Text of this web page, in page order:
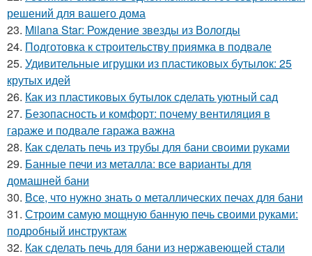
решений для вашего дома
23. Milana Star: Рождение звезды из Вологды
24. Подготовка к строительству приямка в подвале
25. Удивительные игрушки из пластиковых бутылок: 25
крутых идей
26. Как из пластиковых бутылок сделать уютный сад
27. Безопасность и комфорт: почему вентиляция в
гараже и подвале гаража важна
28. Как сделать печь из трубы для бани своими руками
29. Банные печи из металла: все варианты для
домашней бани
30. Все, что нужно знать о металлических печах для бани
31. Строим самую мощную банную печь своими руками:
подробный инструктаж
32. Как сделать печь для бани из нержавеющей стали